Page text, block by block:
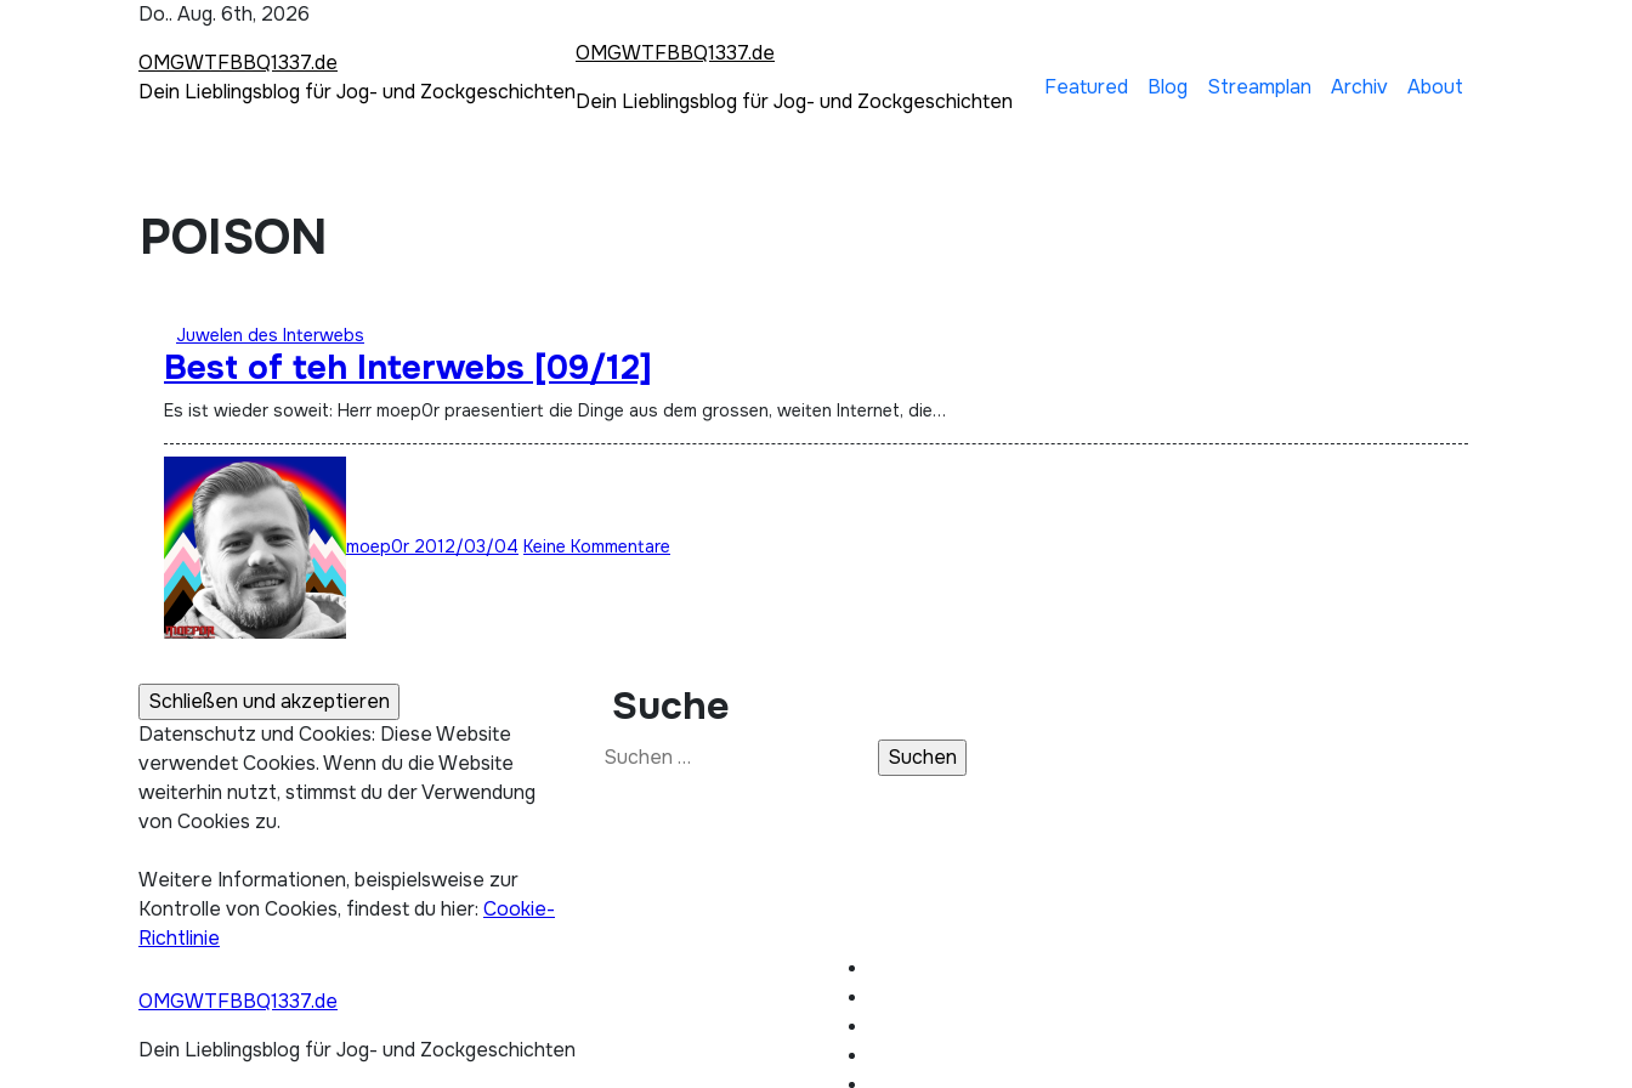
Do.. Aug. 6th, 2026
OMGWTFBBQ1337.de
Dein Lieblingsblog für Jog- und Zockgeschichten
OMGWTFBBQ1337.de
Dein Lieblingsblog für Jog- und Zockgeschichten
Featured Blog Streamplan Archiv About
POISON
Juwelen des Interwebs
Best of teh Interwebs [09/12]
Es ist wieder soweit: Herr moep0r praesentiert die Dinge aus dem grossen, weiten Internet, die…
moep0r 2012/03/04 Keine Kommentare
Datenschutz und Cookies: Diese Website
verwendet Cookies. Wenn du die Website
weiterhin nutzt, stimmst du der Verwendung
von Cookies zu.
Weitere Informationen, beispielsweise zur
Kontrolle von Cookies, findest du hier: Cookie-
Richtlinie
Suche
Suchen
OMGWTFBBQ1337.de
Dein Lieblingsblog für Jog- und Zockgeschichten